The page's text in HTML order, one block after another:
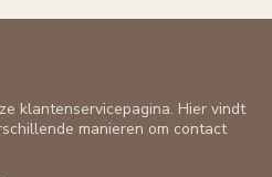
klantenservicepagina. Hier vindt
manieren om contact